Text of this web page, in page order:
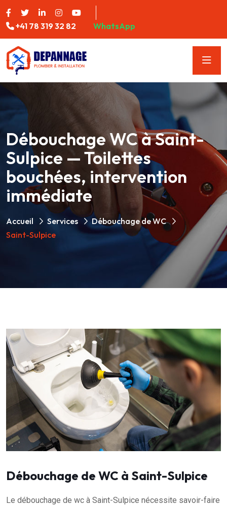
+41 78 319 32 82 WhatsApp
Débouchage WC à Saint-
Sulpice — Toilettes
bouchées, intervention
immédiate
Accueil Services
Débouchage de WC
Saint-Sulpice
Débouchage de WC à Saint-Sulpice
Le débouchage de wc à Saint-Sulpice nécessite savoir-faire